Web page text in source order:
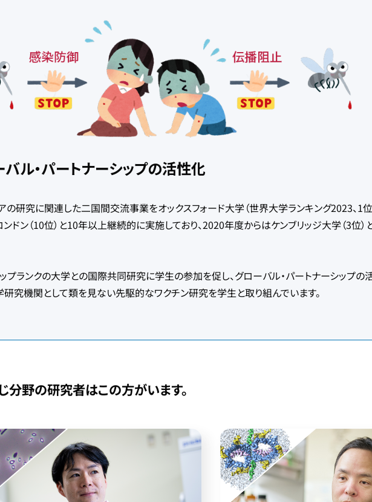
税制上の優遇措置
ル・パートナーシップの活性化
の研究に関連した二国間交流事業をオックスフォード大学（世界大学ランキング2023、1位
ンドン（10位）と10年以上継続的に実施しており、2020年度からはケンブリッジ大学（3位
プランクの大学との国際共同研究に学生の参加を促し、グローバル・パートナーシップの
研究機関として類を見ない先駆的なワクチン研究を学生と取り組んでいます。
分野の研究者はこの方がいます。